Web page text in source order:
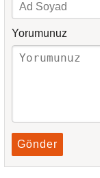
Yorumunuz
Gönder